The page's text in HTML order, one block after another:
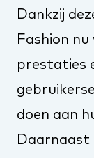
Dankzij
Fashion
prestaties
doen aan
Daarnaast